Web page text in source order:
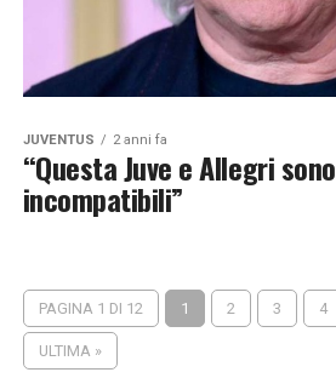
JUVENTUS 2 anni fa
“Questa Juve e Allegri sono
incompatibili”
PAGINA 1 DI 12 1 2 3 4
ULTIMA »